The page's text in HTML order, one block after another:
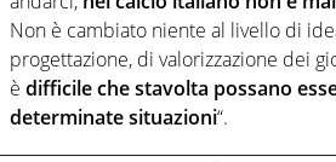
Non è cambiato niente al livello di
progettazione, di valorizzazione dei
è difficile che stavolta possano
determinate situazioni“.